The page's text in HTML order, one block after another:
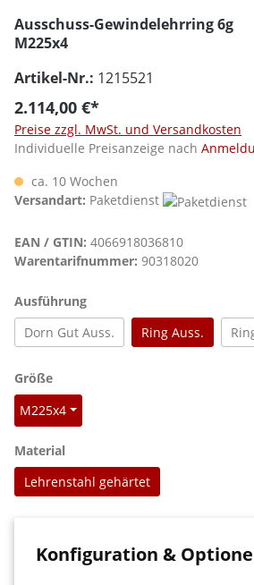
Ausschuss-Gewindelehrring 6g
M225x4
Artikel-Nr.: 1215521
2.114,00 €*
Preise zzgl. MwSt. und Versandkosten
Individuelle Preisanzeige nach
ca. 10 Wochen
Versandart: Paketdienst
EAN / GTIN: 4066918036810
Warentarifnummer: 90318020
Ausführungauswählen
Dorn Gut Auss.
Ring Auss.
Größeauswählen
M225x4
Materialauswählen
Lehrenstahl gehärtet
Konfiguration &